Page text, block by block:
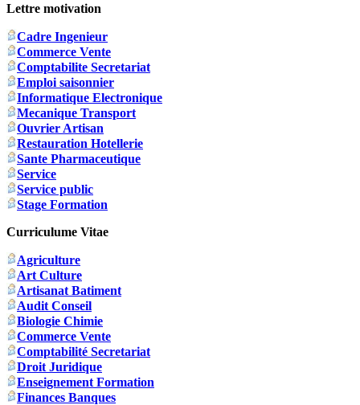
Lettre motivation
Cadre Ingenieur
Commerce Vente
Comptabilite Secretariat
Emploi saisonnier
Informatique Electronique
Mecanique Transport
Ouvrier Artisan
Restauration Hotellerie
Sante Pharmaceutique
Service
Service public
Stage Formation
Curriculume Vitae
Agriculture
Art Culture
Artisanat Batiment
Audit Conseil
Biologie Chimie
Commerce Vente
Comptabilité Secretariat
Droit Juridique
Enseignement Formation
Finances Banques